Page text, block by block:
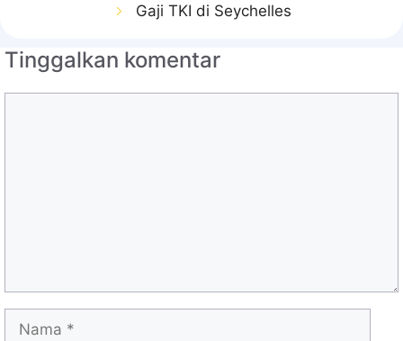
Gaji TKI di Seychelles
Tinggalkan komentar
Nama